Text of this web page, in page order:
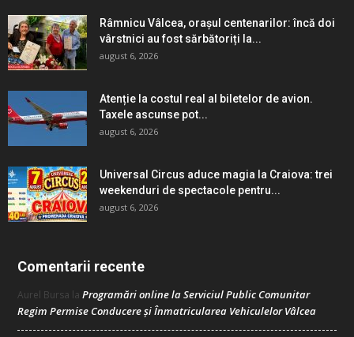
Râmnicu Vâlcea, orașul centenarilor: încă doi
vârstnici au fost sărbătoriți la...
august 6, 2026
Atenție la costul real al biletelor de avion.
Taxele ascunse pot...
august 6, 2026
Universal Circus aduce magia la Craiova: trei
weekenduri de spectacole pentru...
august 6, 2026
Comentarii recente
Aurel Bursa la Programări online la Serviciul Public Comunitar
Regim Permise Conducere şi Înmatricularea Vehiculelor Vâlcea